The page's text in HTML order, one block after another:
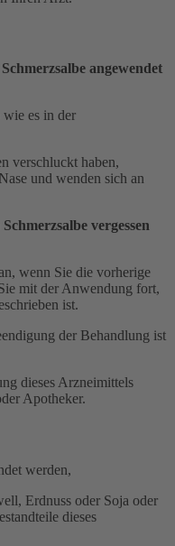
angewendet
es in der
verschluckt haben,
und wenden sich an
vergessen
wenn Sie die vorherige
mit der Anwendung fort,
ist.
der Behandlung ist
dieses Arzneimittels
Apotheker.
werden,
Erdnuss oder Soja oder
dieses